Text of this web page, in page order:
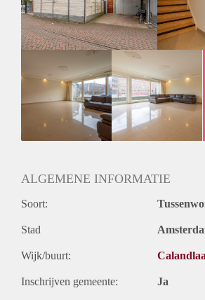
berging, woonkamer, entree tot de
diverse inbouwapparatuur.
1e verdieping: hal, drie slaapkamers,
aparte douche en toilet.
- 3 slaapkamers
- 2 buitenruimtes
- Ongemeubileerd
- Energielabel A
- 144m2
ALGEMENE INFORMATIE
Soort:
Stad
Wijk/buurt:
Inschrijven gemeente: Ja